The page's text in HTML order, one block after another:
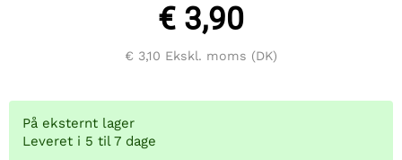
€ 3,90
€ 3,10 Ekskl. moms (DK)
På eksternt lager
Leveret i 5 til 7 dage